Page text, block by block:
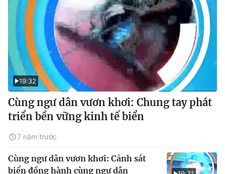
19:32
Cùng ngư dân vươn khơi: Chung tay phát
triển bền vững kinh tế biển
7 năm trước
Cùng ngư dân vươn khơi: Cảnh sát
biển đồng hành cùng ngư dân